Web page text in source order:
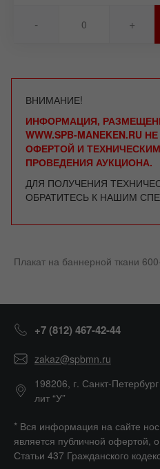
- +
ВНИМАНИЕ!
ИНФОРМАЦИЯ,
WWW.SPB-
ОФЕРТОЙ И
ПРОВЕДЕНИЯ АУКЦИОНА.
ДЛЯ ПОЛУЧЕНИЯ
ОБРАТИТЕСЬ К НАШИМ
Плакат на баннерной ткани
+7 (812) 467-42-44
zakaz@spbmn.ru
198206, г. Санкт-
лит “У”
* Вся информация на сайте
является публичной офертой,
Статьи 437 Гражданского